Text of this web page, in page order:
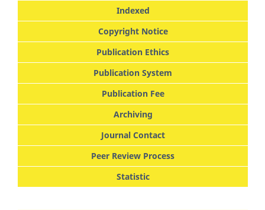
Indexed
Copyright Notice
Publication Ethics
Publication System
Publication Fee
Archiving
Journal Contact
Peer Review Process
Statistic